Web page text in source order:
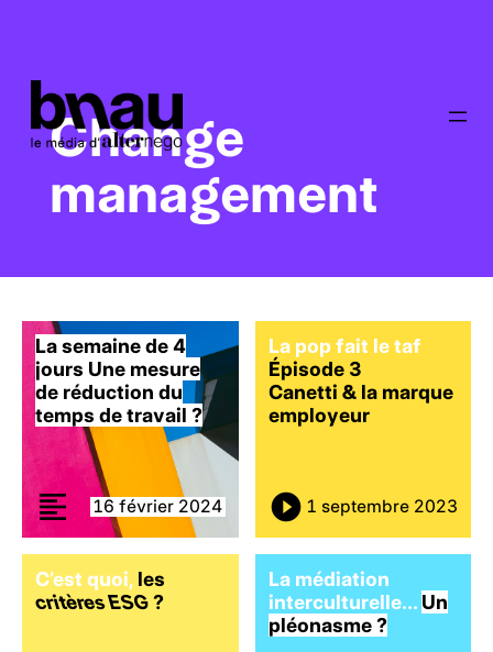
Change
management
La semaine de 4
jours Une mesure
de réduction du
temps de travail ?
16 février 2024
La pop fait le taf
Épisode 3
Canetti & la marque
employeur
1 septembre 2023
C’est quoi, les
critères ESG?
La médiation
interculturelle… Un
pléonasme ?